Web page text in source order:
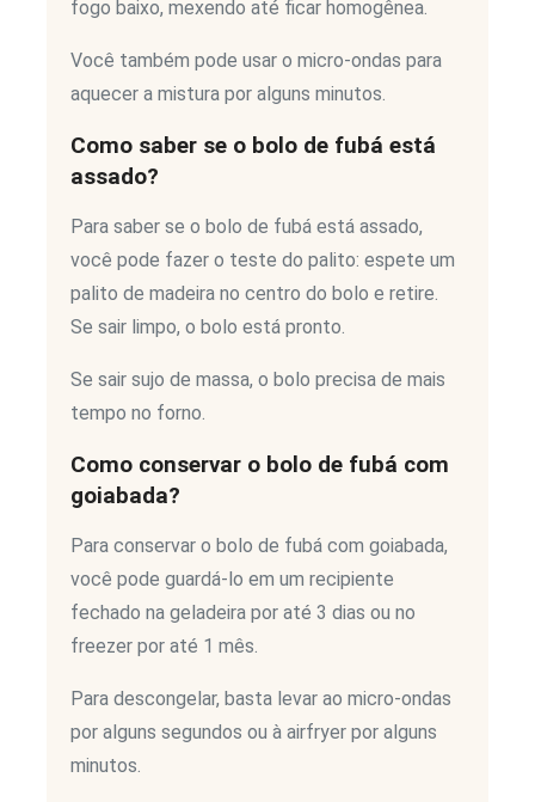
fogo baixo, mexendo até ficar homogênea.
Você também pode usar o micro-ondas para
aquecer a mistura por alguns minutos.
Como saber se o bolo de fubá está
assado?
Para saber se o bolo de fubá está assado,
você pode fazer o teste do palito: espete um
palito de madeira no centro do bolo e retire.
Se sair limpo, o bolo está pronto.
Se sair sujo de massa, o bolo precisa de mais
tempo no forno.
Como conservar o bolo de fubá com
goiabada?
Para conservar o bolo de fubá com goiabada,
você pode guardá-lo em um recipiente
fechado na geladeira por até 3 dias ou no
freezer por até 1 mês.
Para descongelar, basta levar ao micro-ondas
por alguns segundos ou à airfryer por alguns
minutos.